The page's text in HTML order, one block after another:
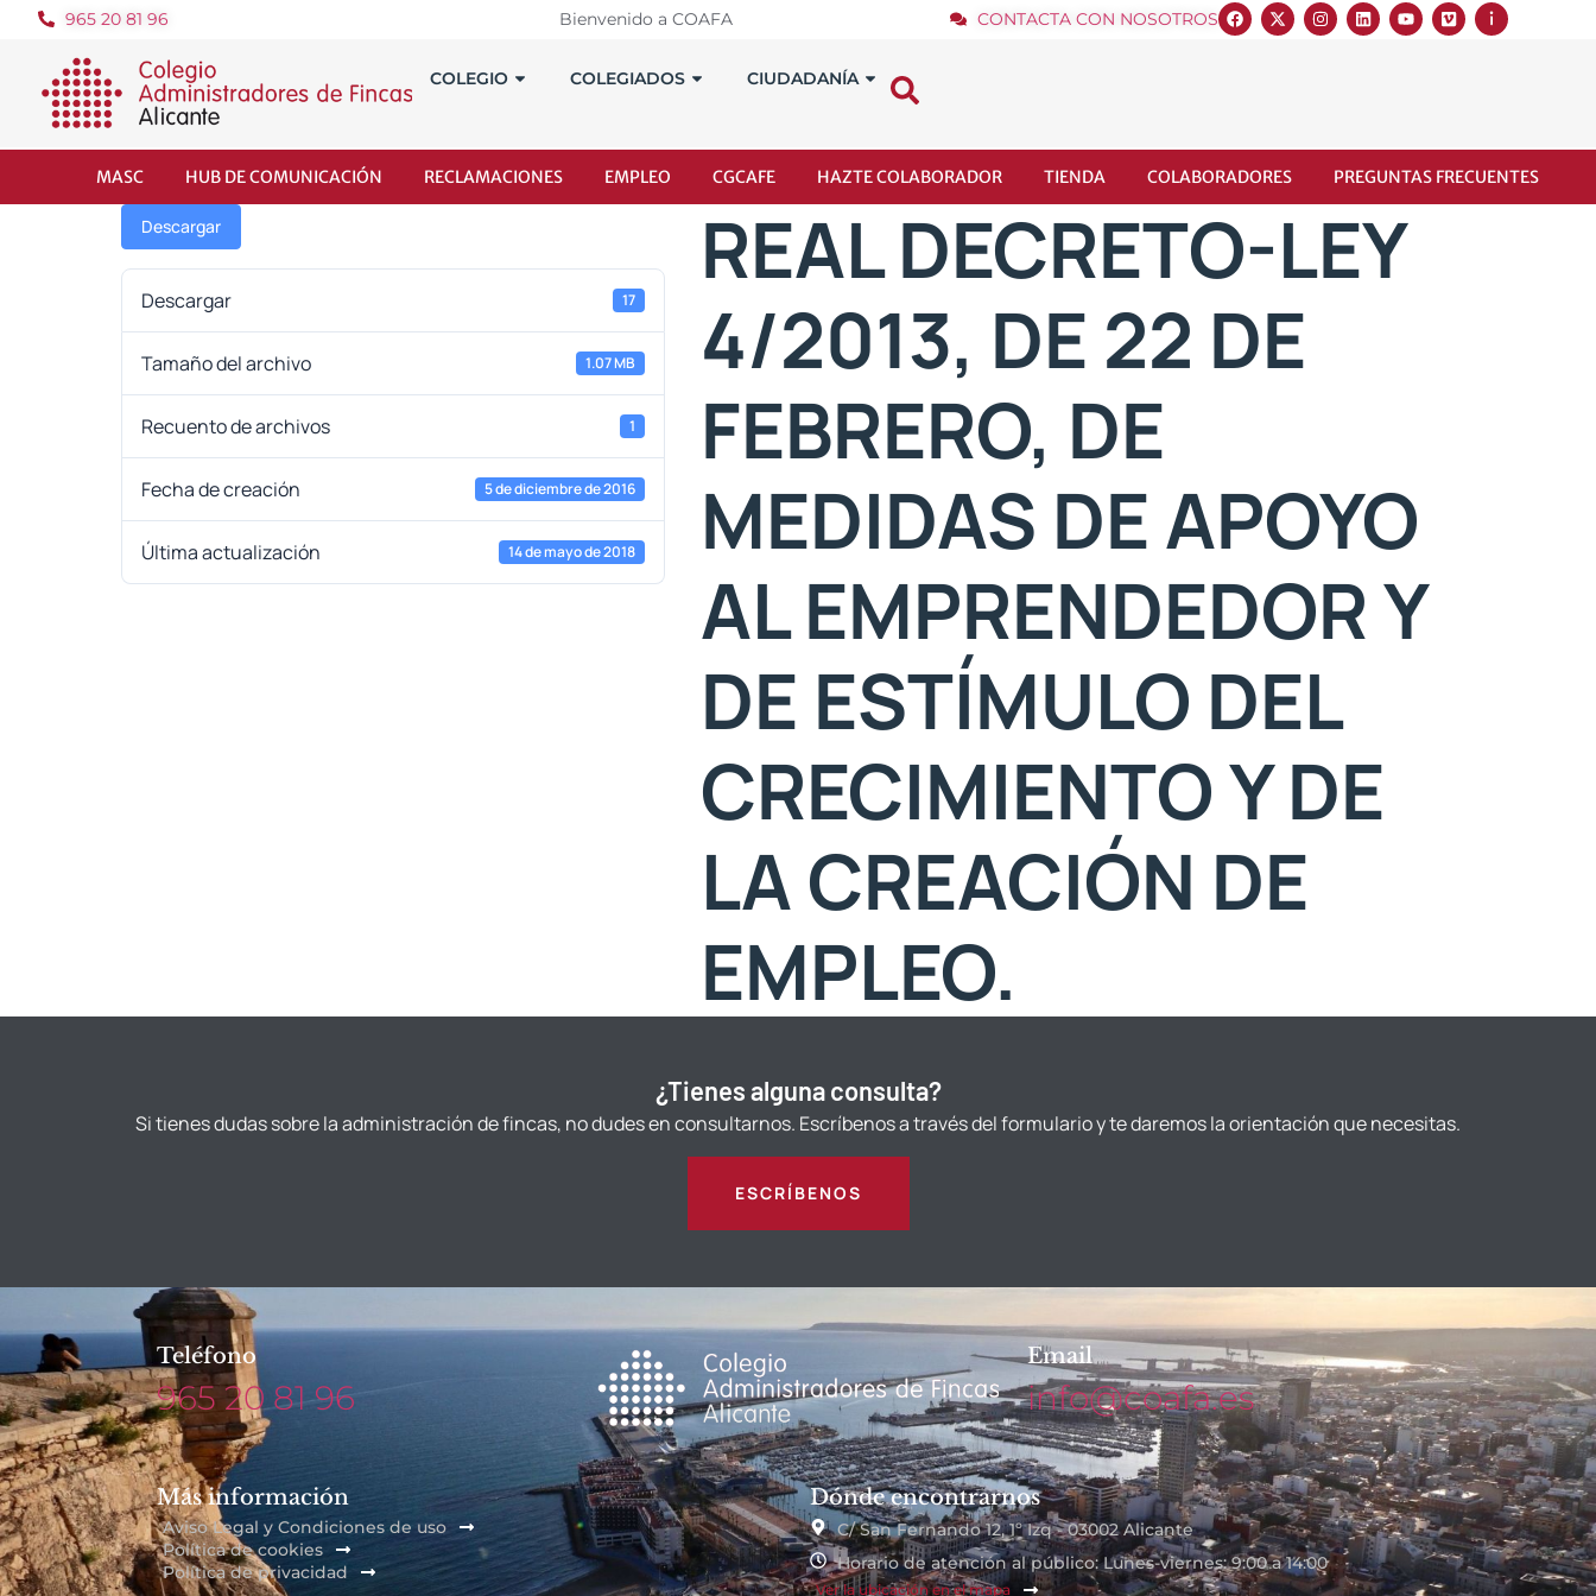
965 20 81 96 Bienvenido a COAFA CONTACTA CON NOSOTROS
COLEGIO COLEGIADOS CIUDADANÍA
MASC HUB DE COMUNICACIÓN RECLAMACIONES EMPLEO CGCAFE HAZTE COLABORADOR TIENDA COLABORADORES PREGUNTAS FRECUENTES
Descargar
Descargar 17
Tamaño del archivo 1.07 MB
Recuento de archivos 1
Fecha de creación 5 de diciembre de 2016
Última actualización 14 de mayo de 2018
REAL DECRETO-LEY
4/2013, DE 22 DE
FEBRERO, DE
MEDIDAS DE APOYO
AL EMPRENDEDOR Y
DE ESTÍMULO DEL
CRECIMIENTO Y DE
LA CREACIÓN DE
EMPLEO.
¿Tienes alguna consulta?
Si tienes dudas sobre la administración de fincas, no dudes en consultarnos. Escríbenos a través del formulario y te daremos la orientación que necesitas.
ESCRÍBENOS
Teléfono
965 20 81 96
Email
info@coafa.es
Más información
Aviso Legal y Condiciones de uso
Política de cookies
Política de privacidad
Dónde encontrarnos
C/ San Fernando 12, 1º Izq - 03002 Alicante
Horario de atención al público: Lunes-viernes: 9:00 a 14:00
Ver la ubicación en el mapa